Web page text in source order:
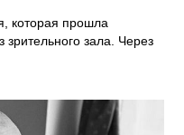
которая прошла
зала. Через